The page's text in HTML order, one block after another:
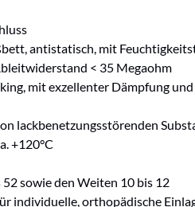
antistatisch, mit
< 35 Megaohm
mit exzellenter Dämpfung
lackbenetzungsstörenden
+120°C
sowie den Weiten 10 bis 12
individuelle, orthopädische